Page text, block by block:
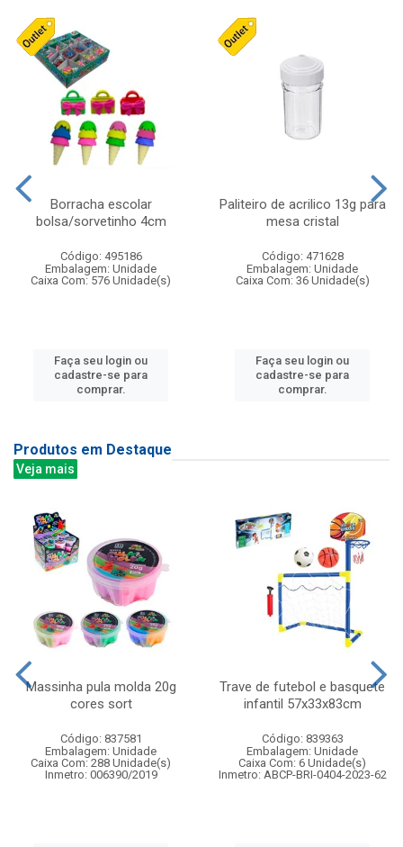
Borracha escolar
bolsa/sorvetinho 4cm
Código: 495186
Embalagem: Unidade
Caixa Com: 576 Unidade(s)
Faça seu login ou
cadastre-se para
comprar.
Paliteiro de acrilico 13g para
mesa cristal
Código: 471628
Embalagem: Unidade
Caixa Com: 36 Unidade(s)
Faça seu login ou
cadastre-se para
comprar.
Produtos em Destaque
Veja mais
Massinha pula molda 20g
cores sort
Código: 837581
Embalagem: Unidade
Caixa Com: 288 Unidade(s)
Inmetro: 006390/2019
Trave de futebol e basquete
infantil 57x33x83cm
Código: 839363
Embalagem: Unidade
Caixa Com: 6 Unidade(s)
Inmetro: ABCP-BRI-0404-2023-62